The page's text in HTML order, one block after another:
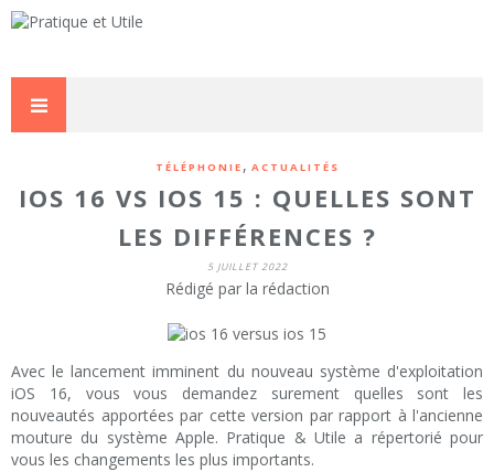
TÉLÉPHONIE , ACTUALITÉS
IOS 16 VS IOS 15 : QUELLES SONT
LES DIFFÉRENCES ?
5 JUILLET 2022
Rédigé par la rédaction
Avec le lancement imminent du nouveau système d'exploitation
iOS 16, vous vous demandez surement quelles sont les
nouveautés apportées par cette version par rapport à l'ancienne
mouture du système Apple. Pratique & Utile a répertorié pour
vous les changements les plus importants.